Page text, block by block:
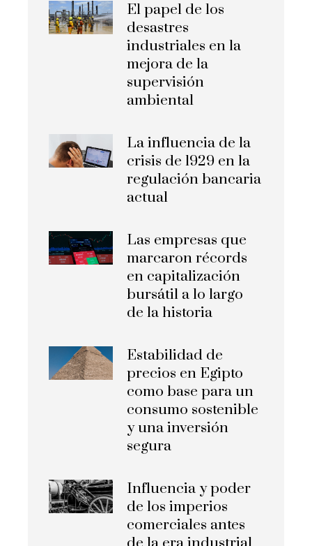
El papel de los
desastres
industriales en la
mejora de la
supervisión
ambiental
La influencia de la
crisis de 1929 en la
regulación bancaria
actual
Las empresas que
marcaron récords
en capitalización
bursátil a lo largo
de la historia
Estabilidad de
precios en Egipto
como base para un
consumo sostenible
y una inversión
segura
Influencia y poder
de los imperios
comerciales antes